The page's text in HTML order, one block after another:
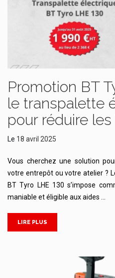
Promotion BT
le transpalette
pour réduire les
Le 18 avril 2025
Vous cherchez une solution
votre entrepôt ou votre atelier ?
BT Tyro LHE 130 s’impose
maniable et éligible aux aides …
LIRE PLUS